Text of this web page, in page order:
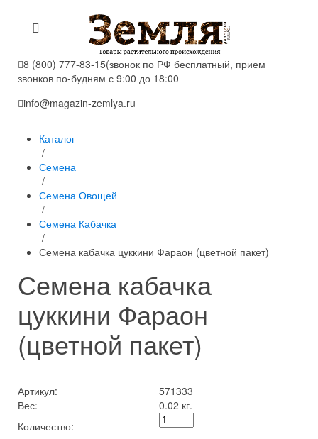
8 (800) 777-83-15(звонок по РФ бесплатный, прием
звонков по-будням с 9:00 до 18:00
info@magazin-zemlya.ru
Каталог
/
Семена
/
Семена Овощей
/
Семена Кабачка
/
Семена кабачка цуккини Фараон (цветной пакет)
Семена кабачка
цуккини Фараон
(цветной пакет)
Артикул:
571333
Вес:
0.02 кг.
Количество: